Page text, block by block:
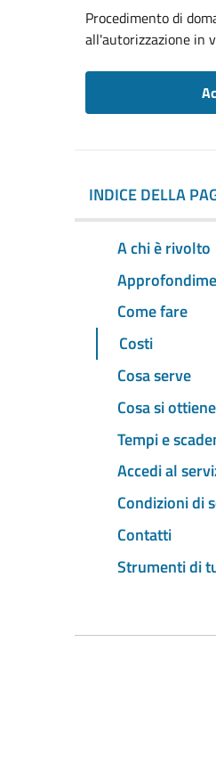
Procedimento di
all'autorizzazione in
INDICE DELLA
A chi è rivolto
Come fare
Costi
Cosa serve
Cosa si ottiene
Tempi e
Accedi al
Condizioni di
Contatti
Strumenti di